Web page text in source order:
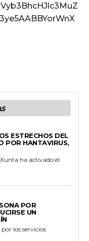
ESTRECHOS DEL
POR HANTAVIRUS,
ha activado el
POR
UN
los servicios